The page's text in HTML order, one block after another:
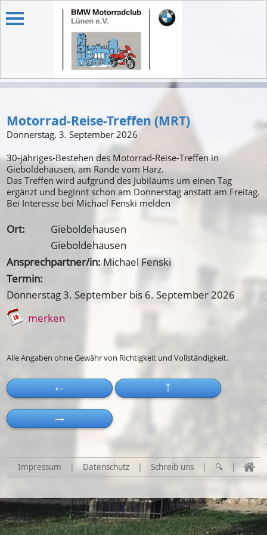
Motorrad-Reise-Treffen (MRT)
Donnerstag, 3. September 2026
30-jähriges-Bestehen des Motorrad-Reise-Treffen in
Gieboldehausen, am Rande vom Harz.
Das Treffen wird aufgrund des Jubiläums um einen Tag
ergänzt und beginnt schon am Donnerstag anstatt am Freitag.
Bei Interesse bei Michael Fenski melden
Ort:
Gieboldehausen
Gieboldehausen
Ansprechpartner/in: Michael Fenski
Termin:
Donnerstag 3. September bis 6. September 2026
merken
Alle Angaben ohne Gewähr von Richtigkeit und Vollständigkeit.
←
↑
→
Impressum | Datenschutz | Schreib uns | 🔍 |